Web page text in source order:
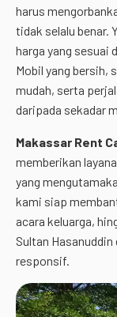
harus
tidak selalu benar.
harga yang sesuai
Mobil yang bersih,
mudah, serta
daripada sekadar
Makassar Rent
memberikan
yang
kami siap
acara keluarga,
Sultan Hasanuddin
responsif.